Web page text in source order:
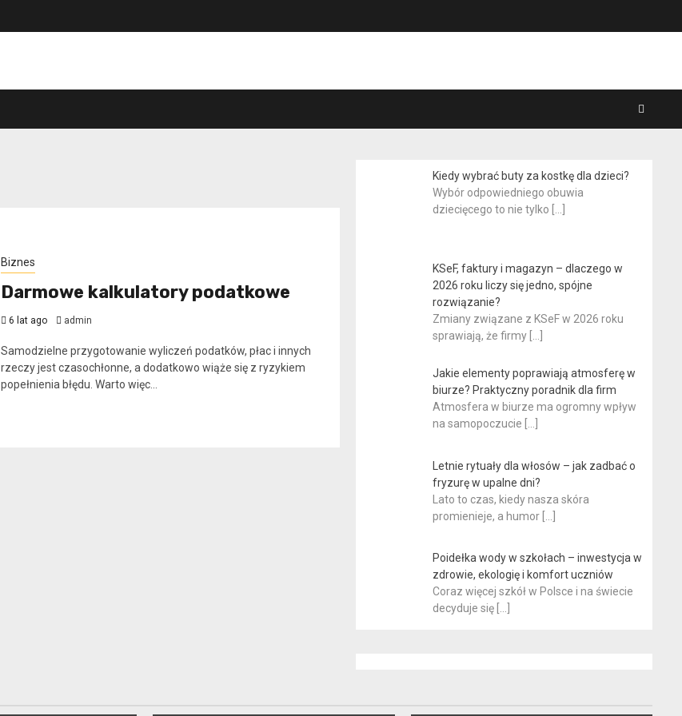
Biznes
Darmowe kalkulatory podatkowe
6 lat ago admin
Samodzielne przygotowanie wyliczeń podatków, płac i innych
rzeczy jest czasochłonne, a dodatkowo wiąże się z ryzykiem
popełnienia błędu. Warto więc...
Kiedy wybrać buty za kostkę dla dzieci?
Wybór odpowiedniego obuwia
dziecięcego to nie tylko
KSeF, faktury i magazyn – dlaczego w
2026 roku liczy się jedno, spójne
rozwiązanie?
Zmiany związane z KSeF w 2026 roku
sprawiają, że firmy
Jakie elementy poprawiają atmosferę w
biurze? Praktyczny poradnik dla firm
Atmosfera w biurze ma ogromny wpływ
na samopoczucie
Letnie rytuały dla włosów – jak zadbać o
fryzurę w upalne dni?
Lato to czas, kiedy nasza skóra
promienieje, a humor […]
Poidełka wody w szkołach – inwestycja w
zdrowie, ekologię i komfort uczniów
Coraz więcej szkół w Polsce i na świecie
decyduje się […]